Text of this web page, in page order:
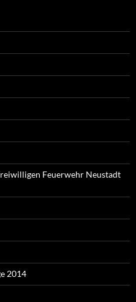
Feuerwehr Neustadt
2014